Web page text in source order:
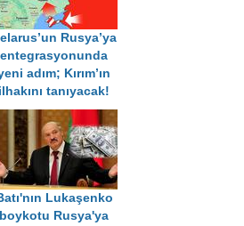
Rusya’ya
entegrasyonunda
adım; Kırım’ın
ilhakını tanıyacak!
Lukaşenko
boykotu Rusya'ya